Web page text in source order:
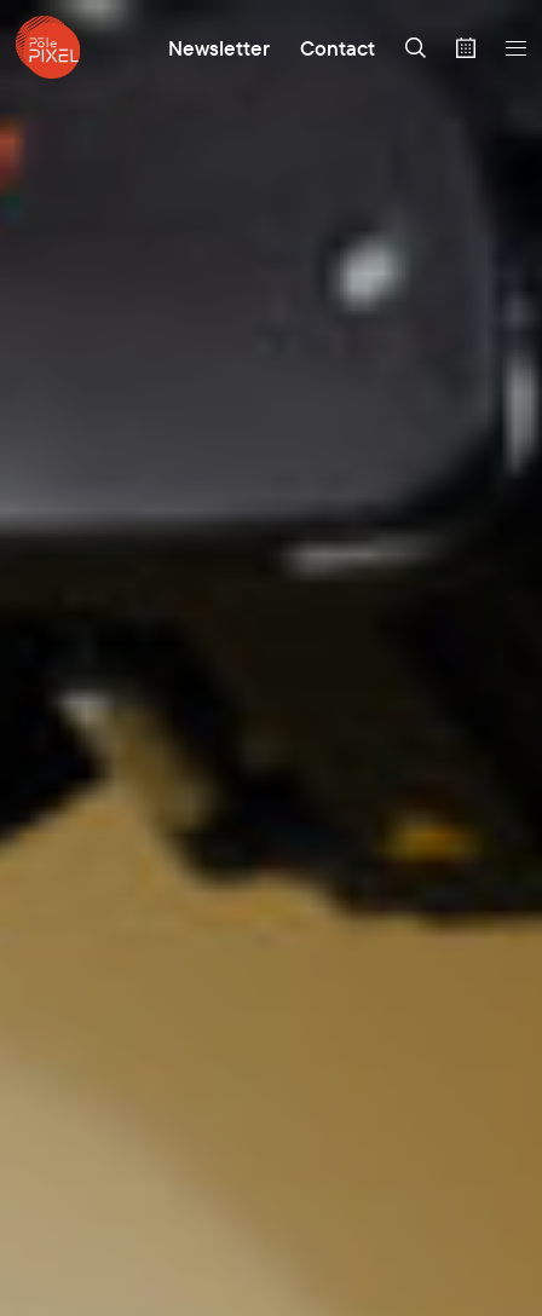
Newsletter Contact